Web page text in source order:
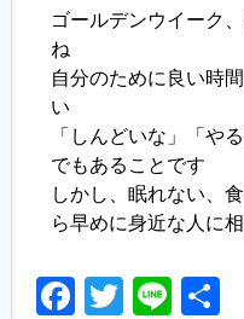
ゴールデンウイーク
ね
自分のために良い時
い
「しんどいな」「や
でもあることです
しかし、眠れない、
ら早めに身近な人に
Facebook
Twitter
Line